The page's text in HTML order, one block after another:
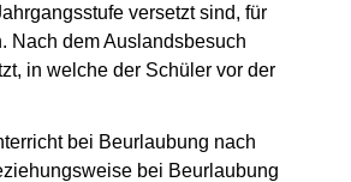
versetzt sind, für
Nach dem Auslandsbesuch
in welche der Schüler vor der
bei Beurlaubung nach
bei Beurlaubung